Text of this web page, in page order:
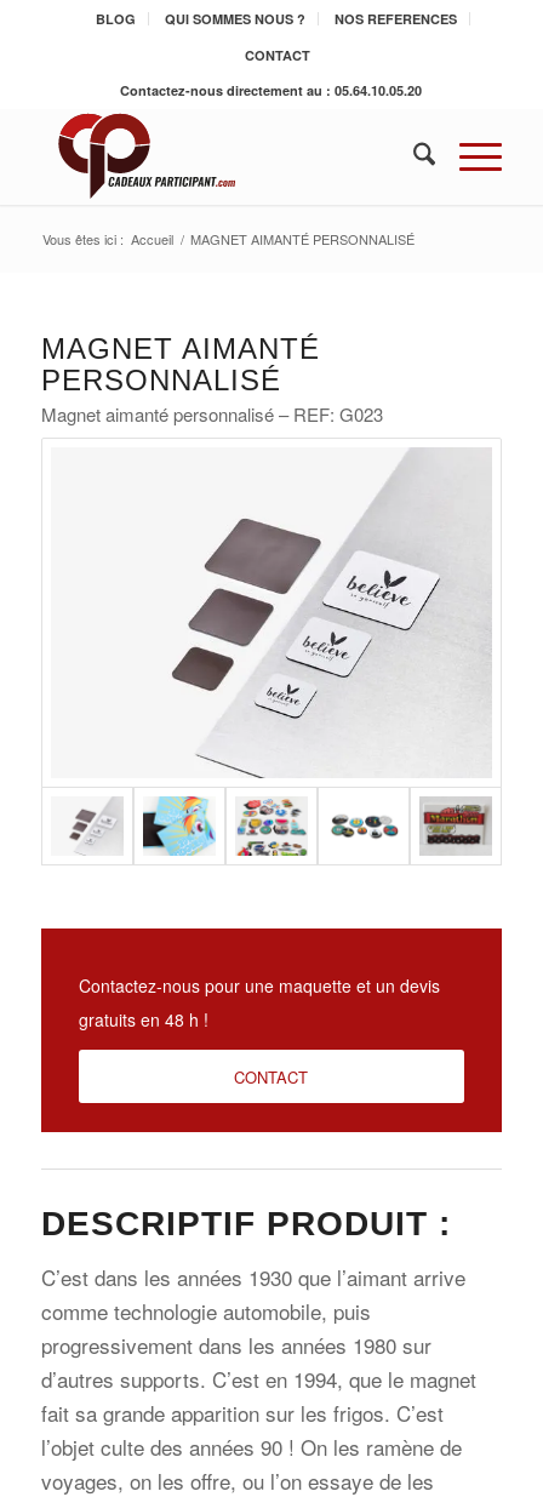
BLOG QUI SOMMES NOUS ?
NOS REFERENCES
CONTACT
Contactez-nous directement au : 05.64.10.05.20
Vous êtes ici : Accueil / MAGNET AIMANTÉ PERSONNALISÉ
MAGNET AIMANTÉ
PERSONNALISÉ
Magnet aimanté personnalisé – REF: G023
Contactez-nous pour une maquette et un devis
gratuits en 48 h !
CONTACT
DESCRIPTIF PRODUIT :
C’est dans les années 1930 que l’aimant arrive
comme technologie automobile, puis
progressivement dans les années 1980 sur
d’autres supports. C’est en 1994, que le magnet
fait sa grande apparition sur les frigos. C’est
l’objet culte des années 90 ! On les ramène de
voyages, on les offre, ou l’on essaye de les